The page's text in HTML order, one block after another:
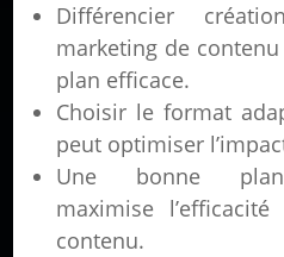
Différencier
marketing de
plan efficace.
Choisir le format
peut optimiser
Une bonne
maximise
contenu.